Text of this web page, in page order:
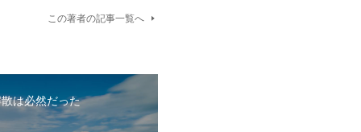
この著者の記事一覧へ
は必然だった